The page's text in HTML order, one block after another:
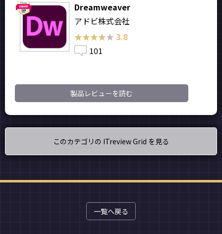
Dreamweaver
アドビ株式会社
★★★★★
★★★★★ 3.8
101
製品レビューを読む
このカテゴリの ITreview Grid を見る
一覧へ戻る